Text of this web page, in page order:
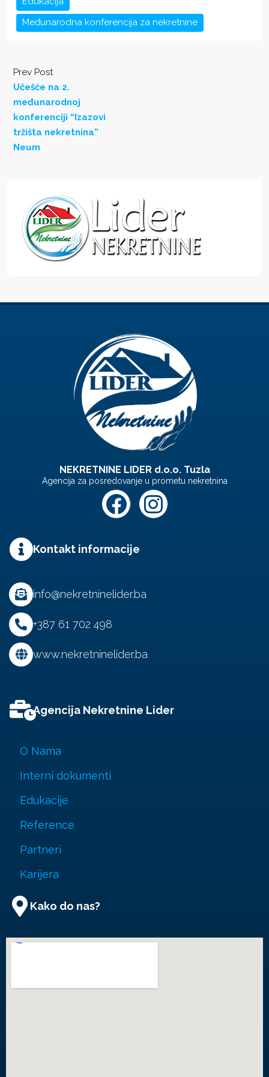
Međunarodna konferencija za nekretnine
Prev Post
Učešće na 2.
međunarodnoj
konferenciji “Izazovi
tržišta nekretnina”
Neum
NEKRETNINE LIDER d.o.o. Tuzla
Agencija za posredovanje u prometu nekretnina
Kontakt informacije
info@nekretninelider.ba
+387 61 702 498
www.nekretninelider.ba
Agencija Nekretnine Lider
O Nama
Interni dokumenti
Edukacije
Reference
Partneri
Karijera
Kako do nas?